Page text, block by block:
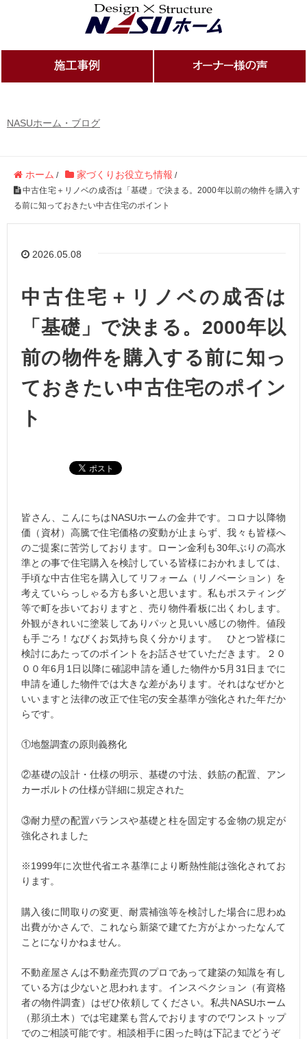
NASUホーム・ブログ
ホーム / 家づくりお役立ち情報 /
中古住宅＋リノベの成否は「基礎」で決まる。2000年以前の物件を購入す
る前に知っておきたい中古住宅のポイント
2026.05.08
中古住宅＋リノベの成否は
「基礎」で決まる。2000年以
前の物件を購入する前に知っ
ておきたい中古住宅のポイン
ト
皆さん、こんにちはNASUホームの金井です。コロナ以降物
価（資材）高騰で住宅価格の変動が止まらず、我々も皆様へ
のご提案に苦労しております。ローン金利も30年ぶりの高水
準との事で住宅購入を検討している皆様におかれましては、
手頃な中古住宅を購入してリフォーム（リノベーション）を
考えていらっしゃる方も多いと思います。私もポスティング
等で町を歩いておりますと、売り物件看板に出くわします。
外観がきれいに塗装してありパッと見いい感じの物件。値段
も手ごろ！なびくお気持ち良く分かります。 ひとつ皆様に
検討にあたってのポイントをお話させていただきます。２０
００年6月1日以降に確認申請を通した物件か5月31日までに
申請を通した物件では大きな差があります。それはなぜかと
いいますと法律の改正で住宅の安全基準が強化された年だか
らです。
①地盤調査の原則義務化
②基礎の設計・仕様の明示、基礎の寸法、鉄筋の配置、アン
カーボルトの仕様が詳細に規定された
③耐力壁の配置バランスや基礎と柱を固定する金物の規定が
強化されました
※1999年に次世代省エネ基準により断熱性能は強化されてお
ります。
購入後に間取りの変更、耐震補強等を検討した場合に思わぬ
出費がかさんで、これなら新築で建てた方がよかったなんて
ことになりかねません。
不動産屋さんは不動産売買のプロであって建築の知識を有し
ている方は少ないと思われます。インスペクション（有資格
者の物件調査）はぜひ依頼してください。私共NASUホーム
（那須土木）では宅建業も営んでおりますのでワンストップ
でのご相談可能です。相談相手に困った時は下記までどうぞ